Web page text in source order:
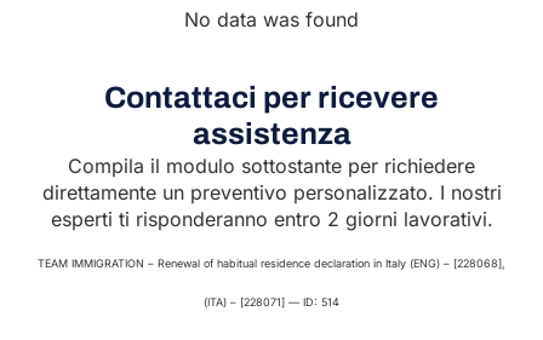
No data was found
Contattaci per ricevere
assistenza
Compila il modulo sottostante per richiedere
direttamente un preventivo personalizzato. I nostri
esperti ti risponderanno entro 2 giorni lavorativi.
TEAM IMMIGRATION – Renewal of habitual residence declaration in Italy (ENG) – [228068],
(ITA) – [228071] — ID: 514